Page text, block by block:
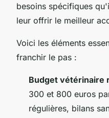
besoins spécifiques
leur offrir le meilleur
Voici les éléments
franchir le pas :
Budget vétérinaire
300 et 800 euros
régulières, bilans